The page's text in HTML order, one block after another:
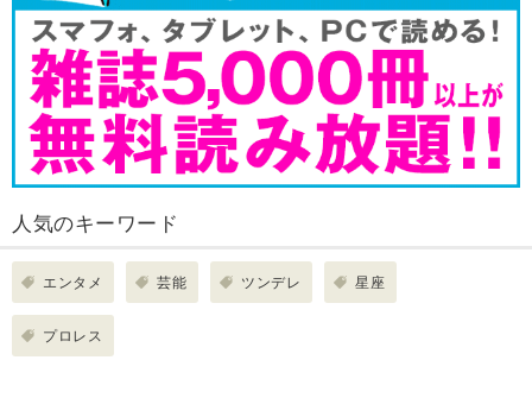
人気のキーワード
エンタメ 芸能 ツンデレ 星座
プロレス